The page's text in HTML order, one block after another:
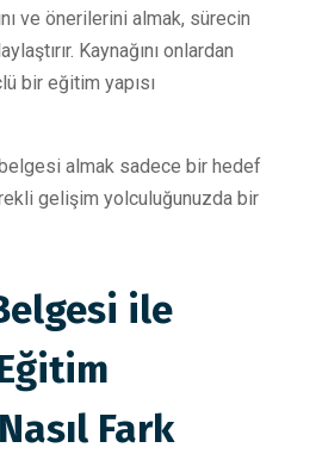
ve önerilerini almak, sürecin
Kaynağını onlardan
bir eğitim yapısı
almak sadece bir hedef
gelişim yolculuğunuzda bir
ile
Fark